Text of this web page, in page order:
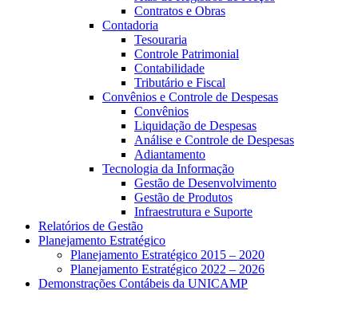
Contratos e Obras
Contadoria
Tesouraria
Controle Patrimonial
Contabilidade
Tributário e Fiscal
Convênios e Controle de Despesas
Convênios
Liquidação de Despesas
Análise e Controle de Despesas
Adiantamento
Tecnologia da Informação
Gestão de Desenvolvimento
Gestão de Produtos
Infraestrutura e Suporte
Relatórios de Gestão
Planejamento Estratégico
Planejamento Estratégico 2015 – 2020
Planejamento Estratégico 2022 – 2026
Demonstrações Contábeis da UNICAMP